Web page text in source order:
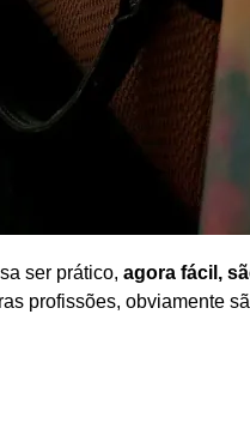
ser prático, agora fácil,
profissões, obviamente